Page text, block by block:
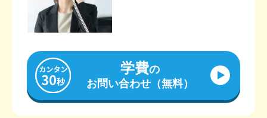
学費の
お問い合わせ（無料）